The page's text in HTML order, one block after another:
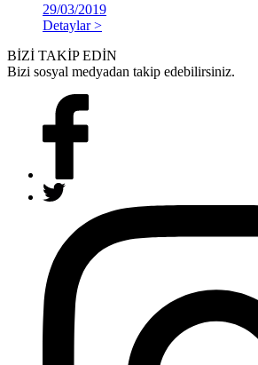
29/03/2019
Detaylar >
BİZİ TAKİP EDİN
Bizi sosyal medyadan takip edebilirsiniz.